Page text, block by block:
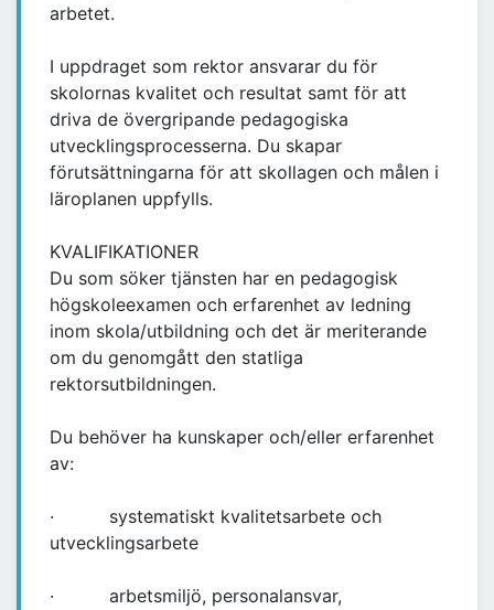
arbetet.
I uppdraget som rektor ansvarar du för
skolornas kvalitet och resultat samt för att
driva de övergripande pedagogiska
utvecklingsprocesserna. Du skapar
förutsättningarna för att skollagen och målen i
läroplanen uppfylls.
KVALIFIKATIONER
Du som söker tjänsten har en pedagogisk
högskoleexamen och erfarenhet av ledning
inom skola/utbildning och det är meriterande
om du genomgått den statliga
rektorsutbildningen.
Du behöver ha kunskaper och/eller erfarenhet
av:
· systematiskt kvalitetsarbete och
utvecklingsarbete
· arbetsmiljö, personalansvar,